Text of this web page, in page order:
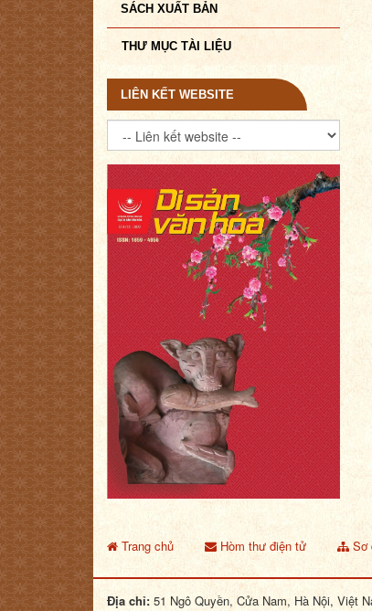
SÁCH XUẤT BẢN
THƯ MỤC TÀI LIỆU
LIÊN KẾT WEBSITE
Trang chủ Hòm thư điện tử Sơ
Địa chỉ: 51 Ngô Quyền, Cửa Nam, Hà Nội, Việt